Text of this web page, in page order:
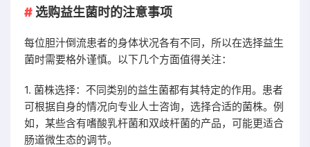
选购益生菌时的注意事项
每位胆汁倒流患者的身体状况各有不同，所以在选择益生
菌时需要格外谨慎。以下几个方面值得关注：
1. 菌株选择：不同类别的益生菌都有其特定的作用。患者
可根据自身的情况向专业人士咨询，选择合适的菌株。例
如，某些含有嗜酸乳杆菌和双歧杆菌的产品，可能更适合
肠道微生态的调节。